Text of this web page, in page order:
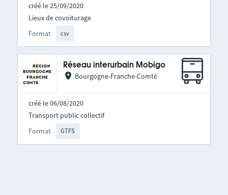
créé le 25/09/2020
Format csv
Lieux de covoiturage
Réseau interurbain Mobigo
Bourgogne-Franche-Comté
créé le 06/08/2020
Format GTFS
Transport public collectif